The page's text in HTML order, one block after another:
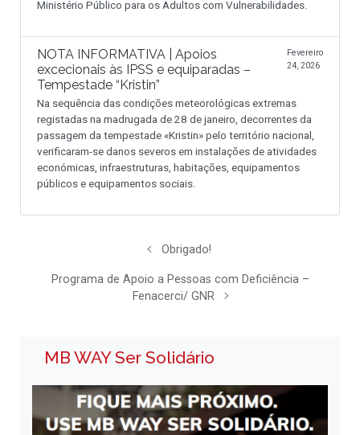
Ministério Público para os Adultos com Vulnerabilidades.
NOTA INFORMATIVA | Apoios
excecionais às IPSS e equiparadas –
Tempestade “Kristin”
Fevereiro
24, 2026
Na sequência das condições meteorológicas extremas
registadas na madrugada de 28 de janeiro, decorrentes da
passagem da tempestade «Kristin» pelo território nacional,
verificaram-se danos severos em instalações de atividades
económicas, infraestruturas, habitações, equipamentos
públicos e equipamentos sociais.
Obrigado!
Programa de Apoio a Pessoas com Deficiência –
Fenacerci/ GNR
MB WAY Ser Solidário